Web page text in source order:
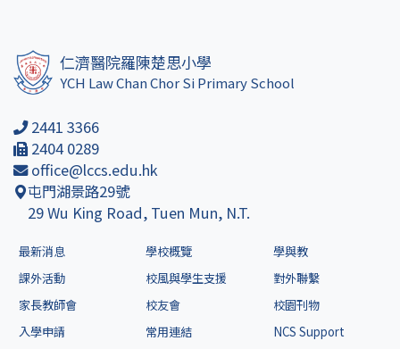
仁濟醫院羅陳楚思小學
YCH Law Chan Chor Si Primary School
2441 3366
2404 0289
office@lccs.edu.hk
屯門湖景路29號
29 Wu King Road, Tuen Mun, N.T.
最新消息 學校概覽
學與教
課外活動
校風與學生支援
對外聯繫
家長教師會
校友會
校園刊物
入學申請
常用連結 NCS Support